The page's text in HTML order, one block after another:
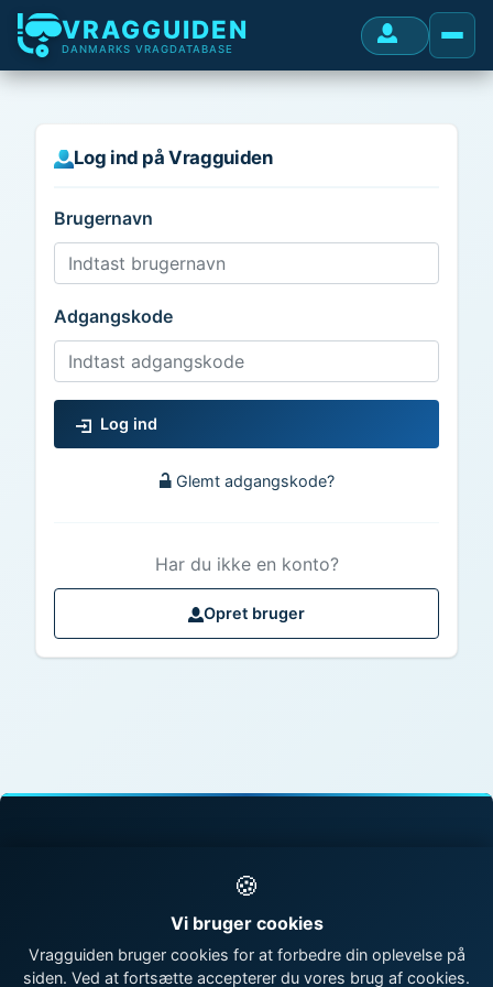
VRAGGUIDEN
DANMARKS VRAGDATABASE
Log ind på Vragguiden
Brugernavn
Adgangskode
Log ind
Glemt adgangskode?
Har du ikke en konto?
Opret bruger
vragdatabase
| Om Vragguiden
🍪
Vi bruger cookies
Vragguiden bruger cookies for at forbedre din oplevelse på
siden. Ved at fortsætte accepterer du vores brug af cookies.